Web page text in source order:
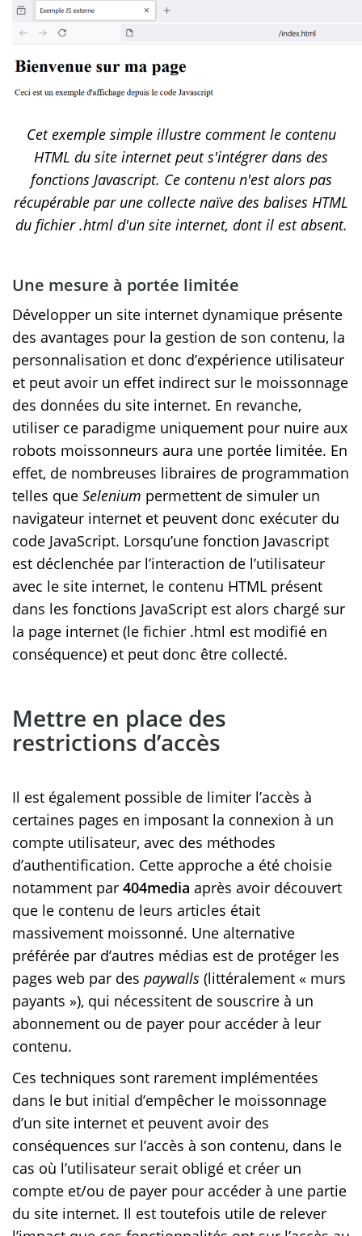
Cet exemple simple illustre comment le contenu
HTML du site internet peut s'intégrer dans des
fonctions Javascript. Ce contenu n'est alors pas
récupérable par une collecte naïve des balises HTML
du fichier .html d'un site internet, dont il est absent.
Une mesure à portée limitée
Développer un site internet dynamique présente
des avantages pour la gestion de son contenu, la
personnalisation et donc d’expérience utilisateur
et peut avoir un effet indirect sur le moissonnage
des données du site internet. En revanche,
utiliser ce paradigme uniquement pour nuire aux
robots moissonneurs aura une portée limitée. En
effet, de nombreuses libraires de programmation
telles que Selenium permettent de simuler un
navigateur internet et peuvent donc exécuter du
code JavaScript. Lorsqu’une fonction Javascript
est déclenchée par l’interaction de l’utilisateur
avec le site internet, le contenu HTML présent
dans les fonctions JavaScript est alors chargé sur
la page internet (le fichier .html est modifié en
conséquence) et peut donc être collecté.
Mettre en place des
restrictions d’accès
Il est également possible de limiter l’accès à
certaines pages en imposant la connexion à un
compte utilisateur, avec des méthodes
d’authentification. Cette approche a été choisie
notamment par 404media après avoir découvert
que le contenu de leurs articles était
massivement moissonné. Une alternative
préférée par d’autres médias est de protéger les
pages web par des paywalls (littéralement « murs
payants »), qui nécessitent de souscrire à un
abonnement ou de payer pour accéder à leur
contenu.
Ces techniques sont rarement implémentées
dans le but initial d’empêcher le moissonnage
d’un site internet et peuvent avoir des
conséquences sur l’accès à son contenu, dans le
cas où l’utilisateur serait obligé et créer un
compte et/ou de payer pour accéder à une partie
du site internet. Il est toutefois utile de relever